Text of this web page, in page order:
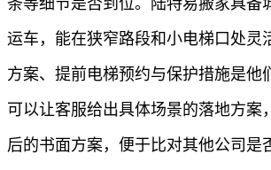
运车，能在狭窄路段和小电梯口处灵
方案、提前电梯预约与保护措施是他
可以让客服给出具体场景的落地方案
后的书面方案，便于比对其他公司是